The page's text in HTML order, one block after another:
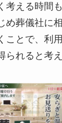
考える時間
め葬儀社に
ことで、利
られると考